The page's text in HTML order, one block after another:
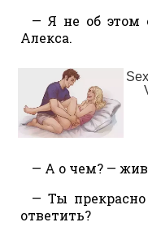
— Я не об этом
Алекса.
— А о чем? —
— Ты
ответить?